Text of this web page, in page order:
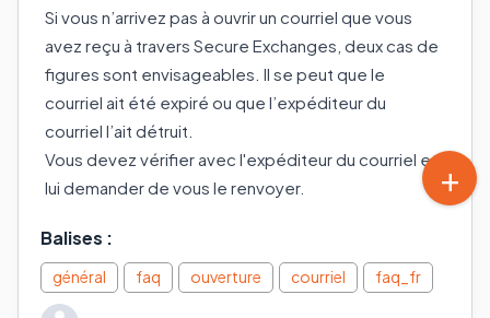
Si vous n’arrivez pas à ouvrir un courriel que vous
avez reçu à travers Secure Exchanges, deux cas de
figures sont envisageables. Il se peut que le
courriel ait été expiré ou que l’expéditeur du
courriel l’ait détruit.
Vous devez vérifier avec l'expéditeur du courriel et
lui demander de vous le renvoyer.
Balises :
général faq ouverture courriel faq_fr